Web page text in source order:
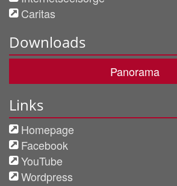
Caritas
Downloads
Panorama
Links
Homepage
Facebook
YouTube
Wordpress